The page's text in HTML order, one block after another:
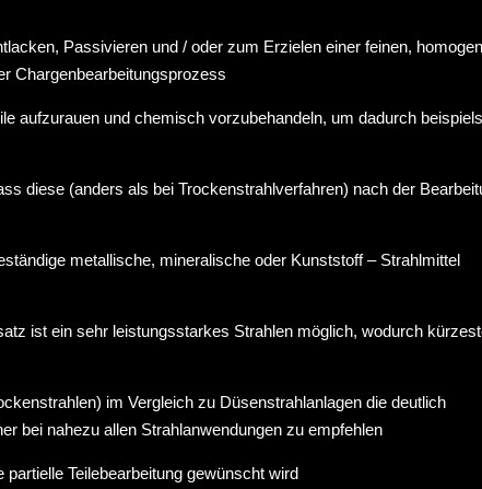
Passivieren und / oder zum Erzielen einer feinen,
Chargenbearbeitungsprozess
aufzurauen und chemisch vorzubehandeln, um dadurch
diese (anders als bei Trockenstrahlverfahren) nach der
metallische, mineralische oder Kunststoff – Strahlmittel
ist ein sehr leistungsstarkes Strahlen möglich, wodurch
im Vergleich zu Düsenstrahlanlagen die deutlich
bei nahezu allen Strahlanwendungen zu empfehlen
Teilebearbeitung gewünscht wird